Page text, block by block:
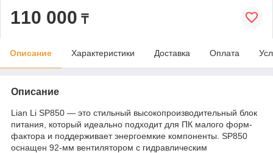
110 000 ₸
Описание Характеристики Доставка Оплата
Описание
Lian Li SP850 — это стильный высокопроизводительный блок
питания, который идеально подходит для ПК малого форм-
фактора и поддерживает энергоемкие компоненты. SP850
оснащен 92-мм вентилятором с гидравлическим